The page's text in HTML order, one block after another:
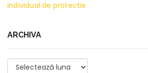
individual de protectie
ARCHIVA
Archiva